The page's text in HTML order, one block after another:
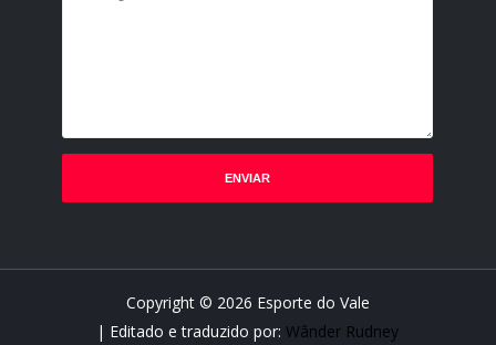
Copyright © 2026 Esporte do Vale
| Editado e traduzido por:Wânder Rudney